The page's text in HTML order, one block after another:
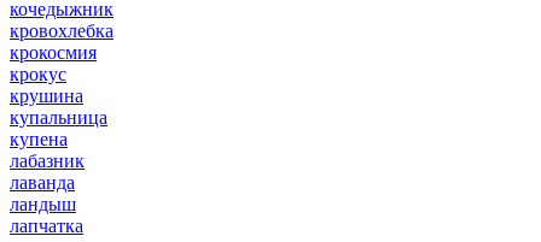
кочедыжник
кровохлебка
крокосмия
крокус
крушина
купальница
купена
лабазник
лаванда
ландыш
лапчатка